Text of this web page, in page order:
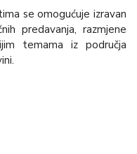
se omogućuje izravan
predavanja, razmjene
temama iz područja